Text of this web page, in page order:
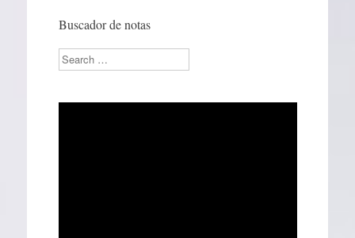
Buscador de notas
Search